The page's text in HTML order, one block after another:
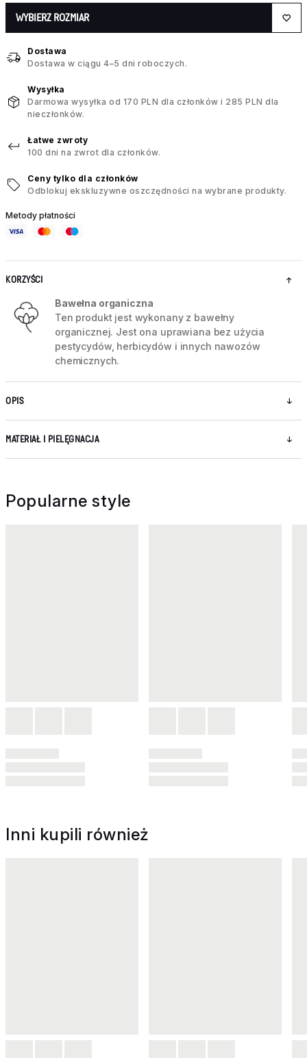
WYBIERZ ROZMIAR
Dostawa
Dostawa w ciągu 4–5 dni roboczych.
Wysyłka
Darmowa wysyłka od 170 PLN dla członków i 285 PLN dla
nieczłonków.
Łatwe zwroty
100 dni na zwrot dla członków.
Ceny tylko dla członków
Odblokuj ekskluzywne oszczędności na wybrane produkty.
Metody płatności
KORZYŚCI
Bawełna organiczna
Ten produkt jest wykonany z bawełny
organicznej. Jest ona uprawiana bez użycia
pestycydów, herbicydów i innych nawozów
chemicznych.
OPIS
MATERIAŁ I PIELĘGNACJA
Popularne style
Inni kupili również